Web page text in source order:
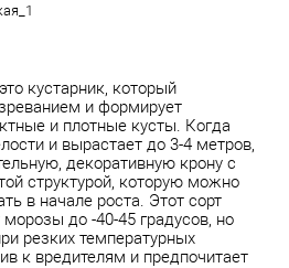
кустарник, который
и формирует
и плотные кусты. Когда
и вырастает до 3-4 метров,
декоративную крону с
структурой, которую можно
в начале роста. Этот сорт
до -40-45 градусов, но
резких температурных
к вредителям и предпочитает